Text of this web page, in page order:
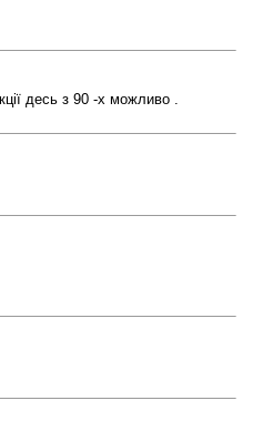
десь з 90 -х можливо .